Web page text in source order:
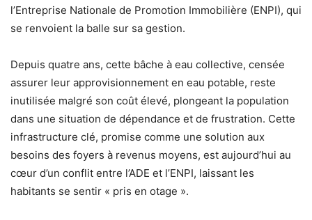
l’Entreprise Nationale de Promotion Immobilière (ENPI), qui
se renvoient la balle sur sa gestion.
Depuis quatre ans, cette bâche à eau collective, censée
assurer leur approvisionnement en eau potable, reste
inutilisée malgré son coût élevé, plongeant la population
dans une situation de dépendance et de frustration. Cette
infrastructure clé, promise comme une solution aux
besoins des foyers à revenus moyens, est aujourd’hui au
cœur d’un conflit entre l’ADE et l’ENPI, laissant les
habitants se sentir « pris en otage ».